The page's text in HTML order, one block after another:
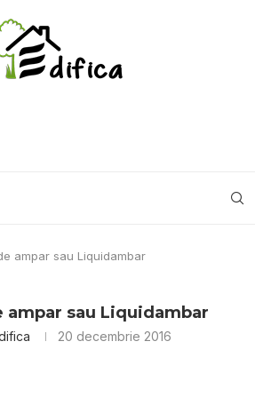
ampar sau Liquidambar
ampar sau Liquidambar
20 decembrie 2016